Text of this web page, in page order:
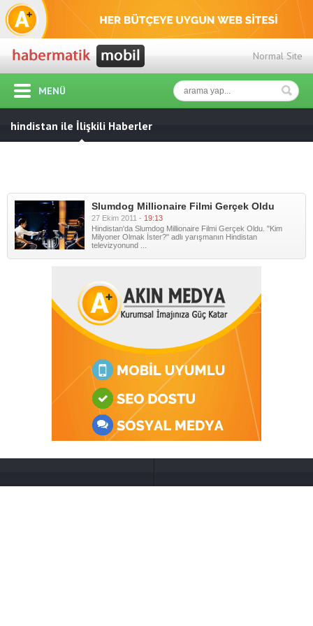
Normal Site
MENÜ
hindistan ile İlişkili Haberler
Slumdog Millionaire Filmi Gerçek Oldu
27 Ekim 2011 - 19:13
Hindistan'da Slumdog Millionaire Filmi Gerçek Oldu. "Kim
Milyoner Olmak İster?" adlı yarışmanın Hindistan
televizyonund ...